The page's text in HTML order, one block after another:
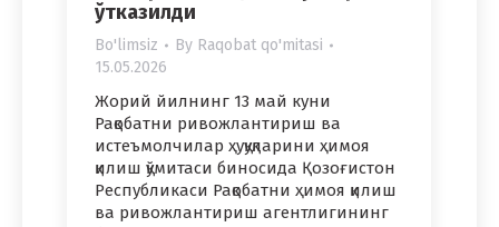
ўтказилди
Bo'limsiz By Raqobat qo'mitasi
15.05.2026
Жорий йилнинг 13 май куни
Рақобатни ривожлантириш ва
истеъмолчилар ҳуқуқларини ҳимоя
қилиш қўмитаси биносида Қозоғистон
Республикаси Рақобатни ҳимоя қилиш
ва ривожлантириш агентлигининг